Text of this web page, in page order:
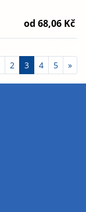
od 68,06 Kč
2 3 4 5 »